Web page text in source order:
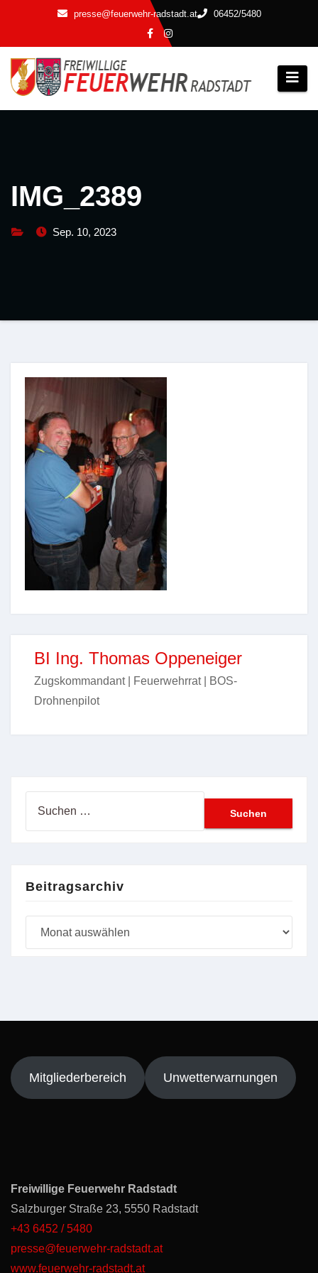
springen
presse@feuerwehr-radstadt.at 06452/5480
IMG_2389
Sep. 10, 2023
BI Ing. Thomas Oppeneiger
Zugskommandant | Feuerwehrrat | BOS-
Drohnenpilot
Beitragsarchiv
Mitgliederbereich Unwetterwarnungen
Freiwillige Feuerwehr Radstadt
Salzburger Straße 23, 5550 Radstadt
+43 6452 / 5480
presse@feuerwehr-radstadt.at
www.feuerwehr-radstadt.at